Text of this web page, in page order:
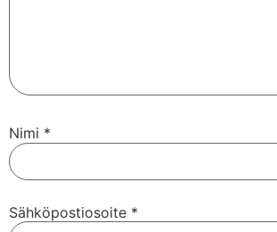
Nimi *
Sähköpostiosoite *